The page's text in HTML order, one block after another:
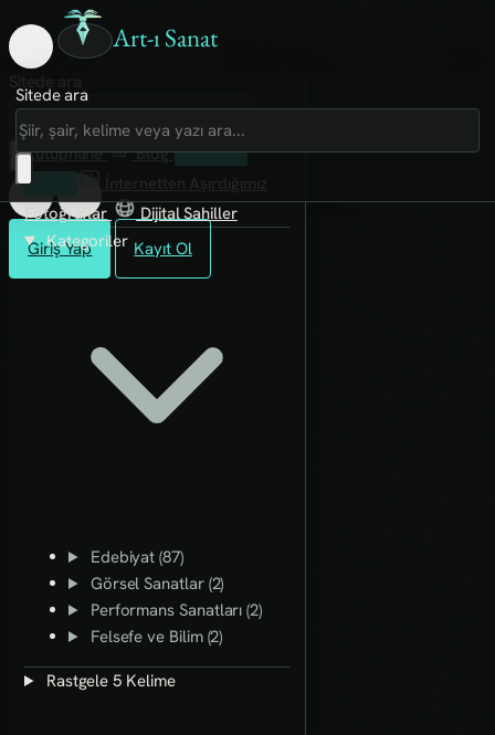
Art-ı Sanat
Giriş Yap Kayıt Ol
Sitede ara
Art-ı Sosyal
İmece
Kütüphane
Blog
Fanzin
Rafları
Fotoğraflar
Dijital Sahiller
Kategoriler
Edebiyat (87)
Görsel Sanatlar (2)
Performans Sanatları (2)
Felsefe ve Bilim (2)
Rastgele 5 Kelime